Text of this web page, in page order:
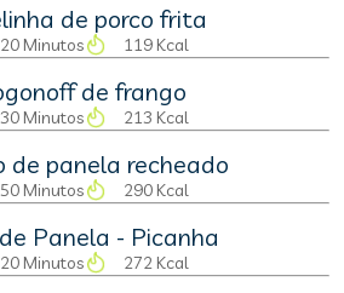
de porco frita
20 Minutos 119 Kcal
de frango
30 Minutos 213 Kcal
de panela recheado
50 Minutos 290 Kcal
Panela - Picanha
20 Minutos 272 Kcal